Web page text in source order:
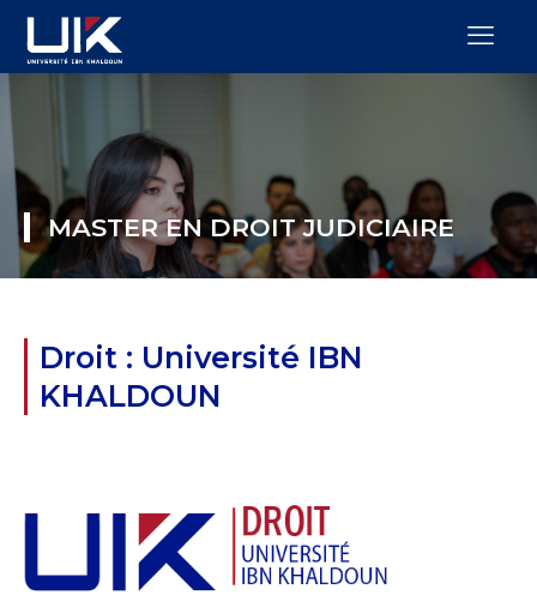
MASTER EN DROIT JUDICIAIRE
Droit : Université IBN
KHALDOUN